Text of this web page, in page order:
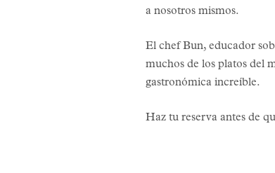
a nosotros mismos.
El chef Bun, educador
muchos de los platos del
gastronómica increíble.
Haz tu reserva antes de